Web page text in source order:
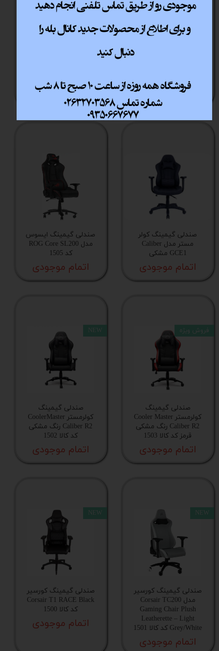
همراه ماساژور
اتمام موجودی
GCE1 مشکی بنفش
اتمام موجودی
صندلی گیمینگ کولر
مستر مدل Caliber
GCE1 مشکی
اتمام موجودی
صندلی گیمینگ ایسوس
مدل ROG Core SL200
کد 1505
اتمام موجودی
صندلی گیمینگ
کولرمستر Cooler Master
Caliber R2 رنگ مشکی
قرمز کد کالا 1503
اتمام موجودی
فروش ویژه
صندلی گیمینگ
کولرمستر CoolerMaster
Caliber R2 رنگ مشکی
کد کالا 1502
اتمام موجودی
NEW
صندلی گیمینگ کورسیر
مدل Corsair TC200
Gaming Chair Plush
Leatherette – Light
Grey/White کد کالا 1501
اتمام موجودی
NEW
صندلی گیمینگ کورسیر
Corsair T1 RACE Black
کد کالا 1500
اتمام موجودی
NEW